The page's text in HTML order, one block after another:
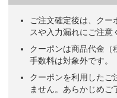
ご注文確定後は、クー
スや入力漏れにご注意
クーポンは商品代金（
手数料は対象外です。
クーポンを利用したご
ません。あらかじめご